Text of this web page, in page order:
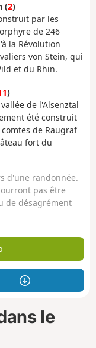
(2)
par les
de 246
la Révolution
von Stein, qui
et du Rhin.
)
de l'Alsenztal
été construit
de Raugraf
fort du
d'une randonnée.
pas être
de désagrément
le